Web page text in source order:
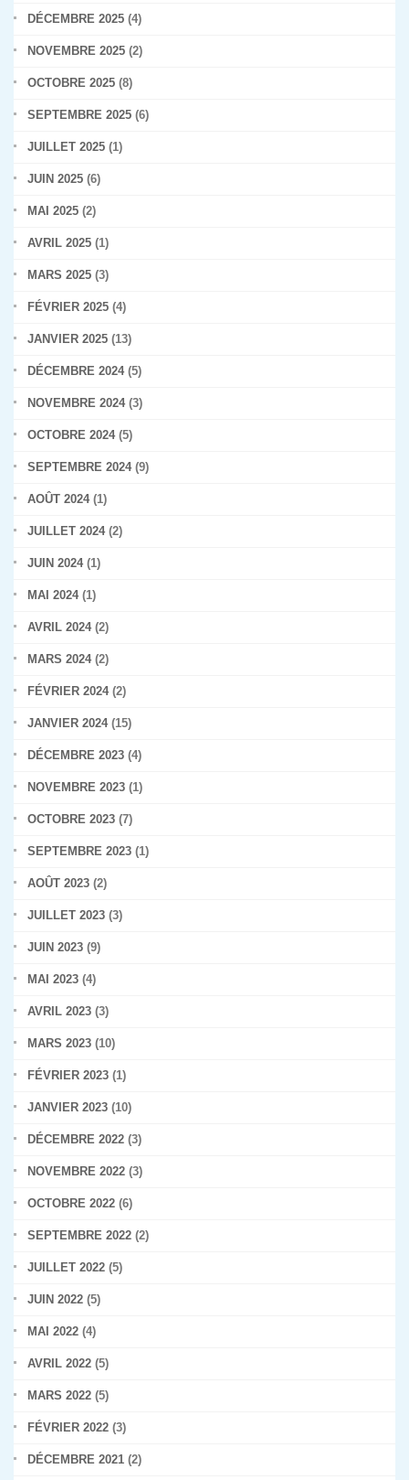
DÉCEMBRE 2025 (4)
NOVEMBRE 2025 (2)
OCTOBRE 2025 (8)
SEPTEMBRE 2025 (6)
JUILLET 2025 (1)
JUIN 2025 (6)
MAI 2025 (2)
AVRIL 2025 (1)
MARS 2025 (3)
FÉVRIER 2025 (4)
JANVIER 2025 (13)
DÉCEMBRE 2024(5)
NOVEMBRE 2024(3)
OCTOBRE 2024(5)
SEPTEMBRE 2024(9)
AOÛT 2024(1)
JUILLET 2024(2)
JUIN 2024(1)
MAI 2024(1)
AVRIL 2024(2)
MARS 2024(2)
FÉVRIER 2024(2)
JANVIER 2024(15)
DÉCEMBRE 2023 (4)
NOVEMBRE 2023 (1)
OCTOBRE 2023 (7)
SEPTEMBRE 2023 (1)
AOÛT 2023 (2)
JUILLET 2023 (3)
JUIN 2023 (9)
MAI 2023 (4)
AVRIL 2023 (3)
MARS 2023 (10)
FÉVRIER 2023 (1)
JANVIER 2023 (10)
DÉCEMBRE 2022 (3)
NOVEMBRE 2022 (3)
OCTOBRE 2022 (6)
SEPTEMBRE 2022 (2)
JUILLET 2022 (5)
JUIN 2022 (5)
MAI 2022 (4)
AVRIL 2022 (5)
MARS 2022 (5)
FÉVRIER 2022 (3)
DÉCEMBRE 2021 (2)